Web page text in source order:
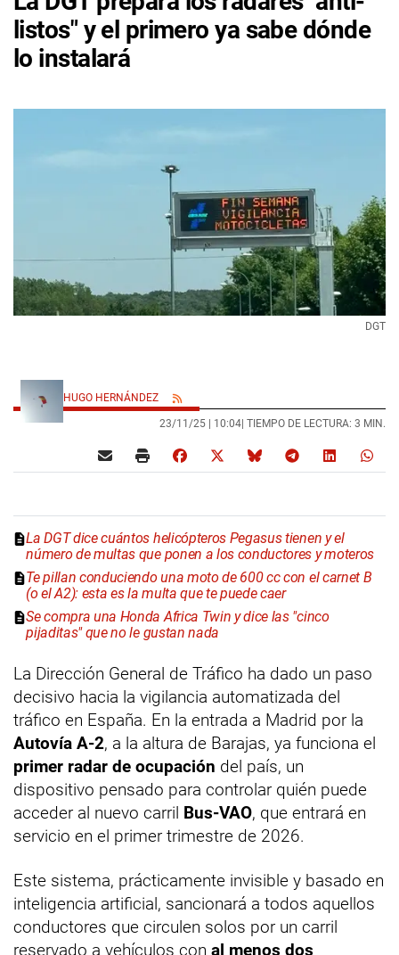
listos" y el primero ya sabe dónde
lo instalará
DGT
HUGO HERNÁNDEZ
23/11/25 | 10:04 | TIEMPO DE LECTURA: 3 MIN.
La DGT dice cuántos helicópteros Pegasus tienen y el
número de multas que ponen a los conductores y moteros
Te pillan conduciendo una moto de 600 cc con el carnet B
(o el A2): esta es la multa que te puede caer
Se compra una Honda Africa Twin y dice las "cinco
pijaditas" que no le gustan nada
La Dirección General de Tráfico ha dado un paso
decisivo hacia la vigilancia automatizada del
tráfico en España. En la entrada a Madrid por la
Autovía A-2, a la altura de Barajas, ya funciona el
primer radar de ocupación del país, un
dispositivo pensado para controlar quién puede
acceder al nuevo carril Bus-VAO, que entrará en
servicio en el primer trimestre de 2026.
Este sistema, prácticamente invisible y basado en
inteligencia artificial, sancionará a todos aquellos
conductores que circulen solos por un carril
reservado a vehículos con al menos dos